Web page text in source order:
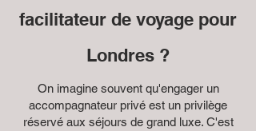
facilitateur de voyage pour
Londres ?
On imagine souvent qu'engager un
accompagnateur privé est un privilège
réservé aux séjours de grand luxe. C'est